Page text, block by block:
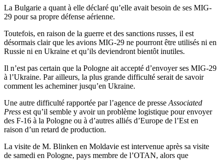
La Bulgarie a quant à elle déclaré qu’elle avait besoin de ses MIG-
29 pour sa propre défense aérienne.
Toutefois, en raison de la guerre et des sanctions russes, il est
désormais clair que les avions MIG-29 ne pourront être utilisés ni en
Russie ni en Ukraine et qu’ils deviendront bientôt inutiles.
Il n’est pas certain que la Pologne ait accepté d’envoyer ses MIG-29
à l’Ukraine. Par ailleurs, la plus grande difficulté serait de savoir
comment les acheminer jusqu’en Ukraine.
Une autre difficulté rapportée par l’agence de presse Associated
Press est qu’il semble y avoir un problème logistique pour envoyer
des F-16 à la Pologne ou à d’autres alliés d’Europe de l’Est en
raison d’un retard de production.
La visite de M. Blinken en Moldavie est intervenue après sa visite
de samedi en Pologne, pays membre de l’OTAN, alors que